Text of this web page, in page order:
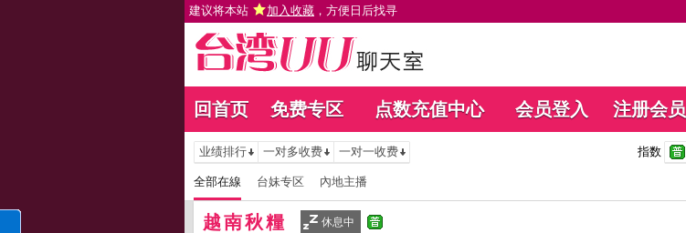
建议将本站 加入收藏 ，方便日后找寻
回首页 免费专区 点数充值中心 会员登入 注册会员
业绩排行 一对多收费 一对一收费 指数
全部在線 台妹专区 內地主播
越南秋糧 休息中